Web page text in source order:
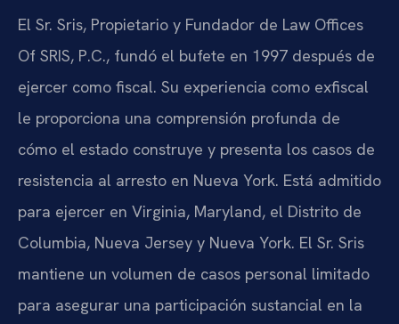
El Sr. Sris, Propietario y Fundador de Law Offices
Of SRIS, P.C., fundó el bufete en 1997 después de
ejercer como fiscal. Su experiencia como exfiscal
le proporciona una comprensión profunda de
cómo el estado construye y presenta los casos de
resistencia al arresto en Nueva York. Está admitido
para ejercer en Virginia, Maryland, el Distrito de
Columbia, Nueva Jersey y Nueva York. El Sr. Sris
mantiene un volumen de casos personal limitado
para asegurar una participación sustancial en la